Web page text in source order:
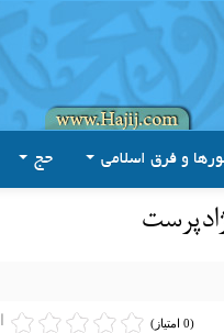
و فرق اسلامی حج
(0 امتیاز)